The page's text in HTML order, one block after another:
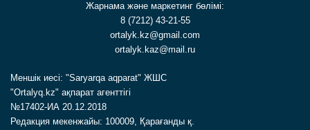
Жарнама және маркетинг бөлімі:
8 (7212) 43-21-55
ortalyk.kz@gmail.com
ortalyk.kaz@mail.ru
Меншік иесі: "Saryarqa aqparat" ЖШС
"Ortalyq.kz" ақпарат агенттігі
№17402-ИА 20.12.2018
Редакция мекенжайы: 100009, Қарағанды қ.